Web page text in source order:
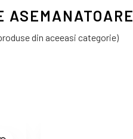
ASEMANATOARE
din aceeasi categorie)